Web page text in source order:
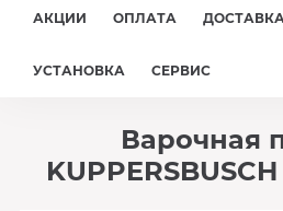
АКЦИИ ОПЛАТА
УСТАНОВКА СЕРВИС
Варочная